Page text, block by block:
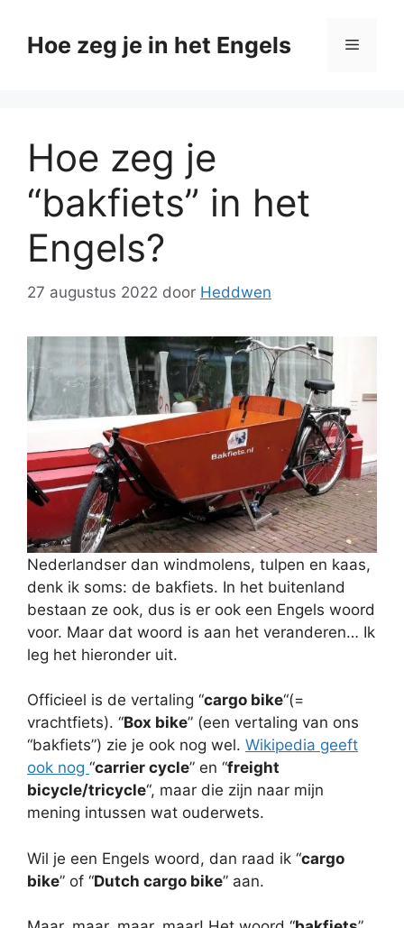
naarHoe zeg je in het Engels Menu
Hoe zeg je
“bakfiets” in het
Engels?
27 augustus 2022 door Heddwen
Nederlandser dan windmolens, tulpen en kaas,
denk ik soms: de bakfiets. In het buitenland
bestaan ze ook, dus is er ook een Engels woord
voor. Maar dat woord is aan het veranderen… Ik
leg het hieronder uit.
Officieel is de vertaling “cargo bike“(=
vrachtfiets). “Box bike” (een vertaling van ons
“bakfiets”) zie je ook nog wel. Wikipedia geeft
ook nog “carrier cycle” en “freight
bicycle/tricycle“, maar die zijn naar mijn
mening intussen wat ouderwets.
Wil je een Engels woord, dan raad ik “cargo
bike” of “Dutch cargo bike” aan.